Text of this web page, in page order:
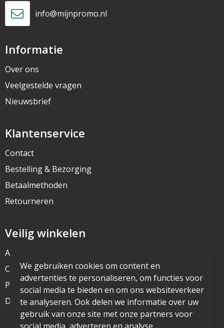
info@mijnpromo.nl
Informatie
Over ons
Veelgestelde vragen
Nieuwsbrief
Klantenservice
Contact
Bestelling & Bezorging
Betaalmethoden
Retourneren
Veilig winkelen
Algemene voorwaarden
Cookieverklaring
Privacyverklaring
Disclaimer
We gebruiken cookies om content en
advertenties te personaliseren, om functies voor
social media te bieden en om ons websiteverkeer
te analyseren. Ook delen we informatie over uw
gebruik van onze site met onze partners voor